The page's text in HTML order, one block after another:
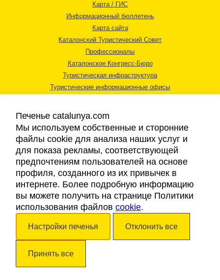
Карта / ГИС
Информационный бюллетень
Карта сайта
Каталонский Туристический Совет
Профессионалы
Каталонское Конгресс-Бюро
Туристическая инфраструктура
Туристические информационные офисы
Правовая информация
Cookies
Доступность
Авторские права © 2026. Каталонский Туристический Совет. Все права
Печенье catalunya.com
Мы используем собственные и сторонние
файлы cookie для анализа наших услуг и
для показа рекламы, соответствующей
предпочтениям пользователей на основе
профиля, созданного из их привычек в
интернете. Более подробную информацию
вы можете получить на странице Политики
использования файлов cookie.
Настройки печенья Отклонить все
Принять все